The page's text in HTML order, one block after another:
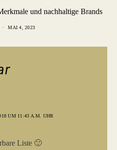
und nachhaltige Brands
MAI 4, 2023
UM 11:43 A.M. UHR
Liste 🙂